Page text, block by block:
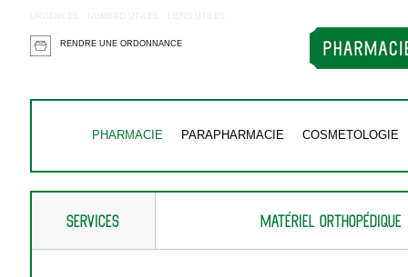
URGENCES NUMERO UTILES LIENS UTILES
RENDRE UNE ORDONNANCE
PHARMACIE PARAPHARMACIE COSMETOLOGIE
SERVICES MATÉRIEL ORTHOPÉDIQUE